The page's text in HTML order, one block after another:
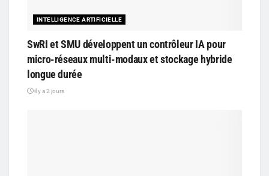
INTELLIGENCE ARTIFICIELLE
SwRI et SMU développent un contrôleur IA pour
micro-réseaux multi-modaux et stockage hybride
longue durée
il y a 2 jours